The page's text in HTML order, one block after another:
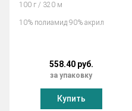
100 г / 320 м
10% полиамид 90% акрил
558.40 руб.
за упаковку
Купить